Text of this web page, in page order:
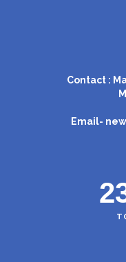
Contact :
Email-